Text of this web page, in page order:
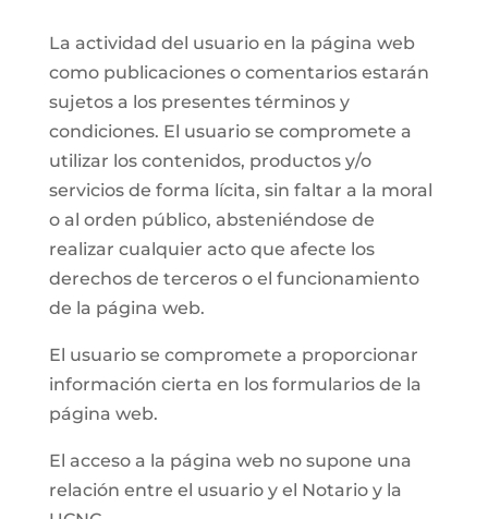
La actividad del usuario en la página web
como publicaciones o comentarios estarán
sujetos a los presentes términos y
condiciones. El usuario se compromete a
utilizar los contenidos, productos y/o
servicios de forma lícita, sin faltar a la moral
o al orden público, absteniéndose de
realizar cualquier acto que afecte los
derechos de terceros o el funcionamiento
de la página web.
El usuario se compromete a proporcionar
información cierta en los formularios de la
página web.
El acceso a la página web no supone una
relación entre el usuario y el Notario y la